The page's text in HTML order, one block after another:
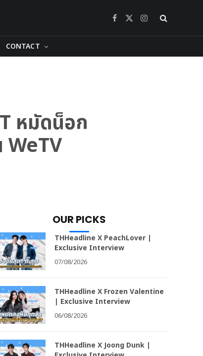
Facebook
X
Instagram
CONTACT
หมัดน็อก
WeTV
OUR PICKS
THHeadline X PeachLover |
Exclusive Interview
07/08/2026
THHeadline X Frozen Valentine
| Exclusive Interview
06/08/2026
THHeadline X Joong Dunk |